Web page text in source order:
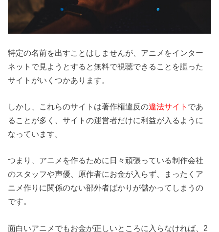
特定の名前を出すことはしませんが、アニメをインター
ネットで見ようとすると無料で視聴できることを謳った
サイトがいくつかあります。
しかし、これらのサイトは著作権違反の違法サイト であ
ることが多く、サイトの運営者だけに利益が入るように
なっています。
つまり、アニメを作るために日々頑張っている制作会社
のスタッフや声優、原作者にお金が入らず、まったくア
ニメ作りに関係のない部外者ばかりが儲かってしまうの
です。
面白いアニメでもお金が正しいところに入らなければ、2